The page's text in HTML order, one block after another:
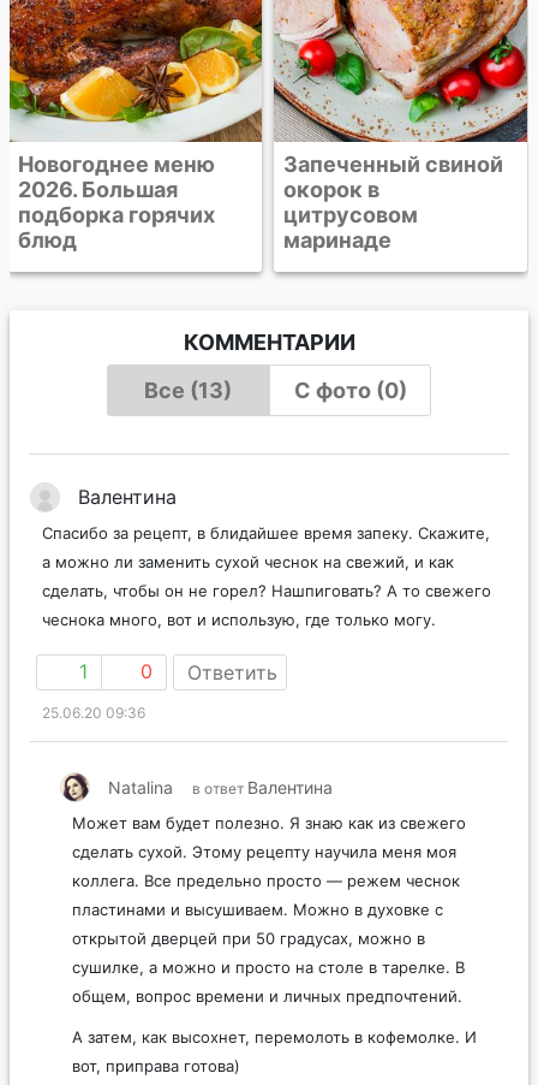
Новогоднее меню
2026. Большая
подборка горячих
блюд
Запеченный свиной
окорок в
цитрусовом
маринаде
КОММЕНТАРИИ
Все (13)
С фото (0)
Валентина
Спасибо за рецепт, в блидайшее время запеку. Скажите,
а можно ли заменить сухой чеснок на свежий, и как
сделать, чтобы он не горел? Нашпиговать? А то свежего
чеснока много, вот и использую, где только могу.
1 0 Ответить
25.06.20 09:36
Natalina в ответ Валентина
Может вам будет полезно. Я знаю как из свежего
сделать сухой. Этому рецепту научила меня моя
коллега. Все предельно просто — режем чеснок
пластинами и высушиваем. Можно в духовке с
открытой дверцей при 50 градусах, можно в
сушилке, а можно и просто на столе в тарелке. В
общем, вопрос времени и личных предпочтений.
А затем, как высохнет, перемолоть в кофемолке. И
вот, приправа готова)